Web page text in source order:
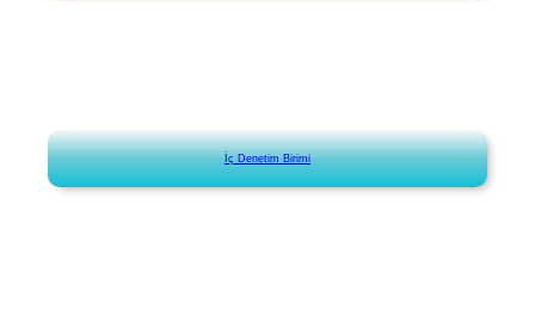
İç Denetim Birimi